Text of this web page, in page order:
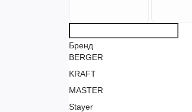
Бренд
BERGER
KRAFT
MASTER
Stayer